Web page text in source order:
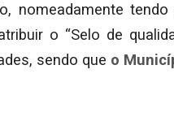
nomeadamente
o “Selo de
sendo que o